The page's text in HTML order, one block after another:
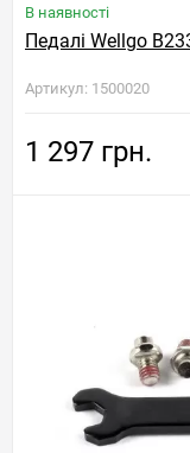
В наявності
Педалі Wellgo
Артикул: 1500020
1 297 грн.